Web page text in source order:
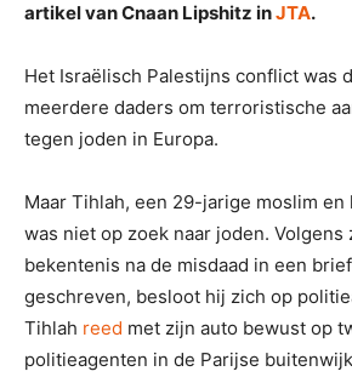
artikel van Cnaan Lipshitz inJTA.
Het Israëlisch Palestijns conflict was
meerdere daders om terroristische
tegen joden in Europa.
Maar Tihlah, een 29-jarige moslim
was niet op zoek naar joden. Volgens
bekentenis na de misdaad in een
geschreven, besloot hij zich op
Tihlah reed met zijn auto bewust op
politieagenten in de Parijse